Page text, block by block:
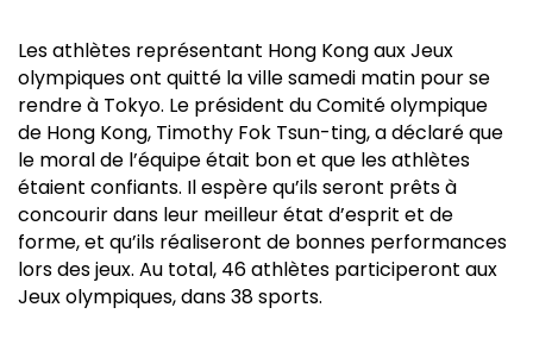
Les athlètes représentant Hong Kong aux Jeux
olympiques ont quitté la ville samedi matin pour se
rendre à Tokyo. Le président du Comité olympique
de Hong Kong, Timothy Fok Tsun-ting, a déclaré que
le moral de l’équipe était bon et que les athlètes
étaient confiants. Il espère qu’ils seront prêts à
concourir dans leur meilleur état d’esprit et de
forme, et qu’ils réaliseront de bonnes performances
lors des jeux. Au total, 46 athlètes participeront aux
Jeux olympiques, dans 38 sports.